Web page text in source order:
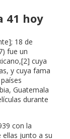
41 hoy
18 de
fue un
cuya
y cuya fama
Guatemala
durante
con la
ellas junto a su